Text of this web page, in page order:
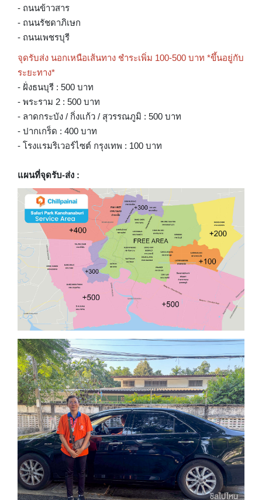
- ถนนข้าวสาร
- ถนนรัชดาภิเษก
- ถนนเพชรบุรี
จุดรับส่ง นอกเหนือเส้นทาง ชำระเพิ่ม 100-500 บาท *ขึ้นอยู่กับ
ระยะทาง*
- ฝั่งธนบุรี : 500 บาท
- พระราม 2 : 500 บาท
- ลาดกระบัง / กิ่งแก้ว / สุวรรณภูมิ : 500 บาท
- ปากเกร็ด : 400 บาท
- โรงแรมริเวอร์ไซต์ กรุงเทพ : 100 บาท
แผนที่จุดรับ-ส่ง :